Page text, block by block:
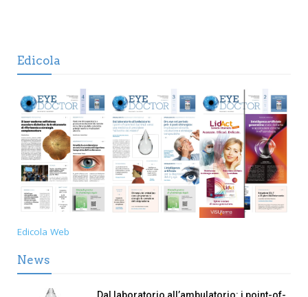
Edicola
Edicola Web
News
Dal laboratorio all’ambulatorio: i point-of-